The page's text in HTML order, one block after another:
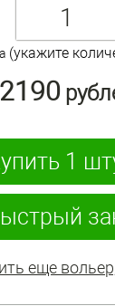
(укажите
2190
1
еще